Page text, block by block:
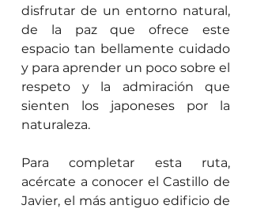
disfrutar de un entorno natural,
de la paz que ofrece este
espacio tan bellamente cuidado
y para aprender un poco sobre el
respeto y la admiración que
sienten los japoneses por la
naturaleza.
Para completar esta ruta,
acércate a conocer el Castillo de
Javier, el más antiguo edificio de